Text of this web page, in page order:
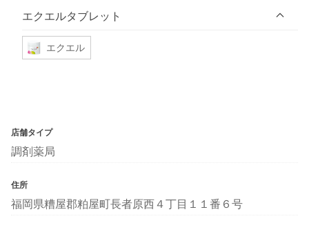
エクエルタブレット
エクエル
店舗タイプ
調剤薬局
住所
福岡県糟屋郡粕屋町長者原西４丁目１１番６号